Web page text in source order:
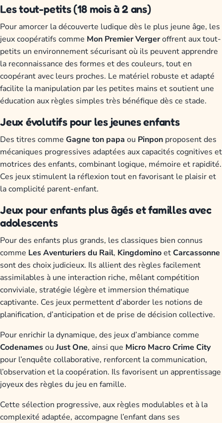
Les tout-petits (18 mois à 2 ans)
Pour amorcer la découverte ludique dès le plus jeune âge, les
jeux coopératifs comme Mon Premier Vergeroffrent aux tout-
petits un environnement sécurisant où ils peuvent apprendre
la reconnaissance des formes et des couleurs, tout en
coopérant avec leurs proches. Le matériel robuste et adapté
facilite la manipulation par les petites mains et soutient une
éducation aux règles simples très bénéfique dès ce stade.
Jeux évolutifs pour les jeunes enfants
Des titres comme Gagne ton papa ou Pinpon proposent des
mécaniques progressives adaptées aux capacités cognitives et
motrices des enfants, combinant logique, mémoire et rapidité.
Ces jeux stimulent la réflexion tout en favorisant le plaisir et
la complicité parent-enfant.
Jeux pour enfants plus âgés et familles avec
adolescents
Pour des enfants plus grands, les classiques bien connus
comme Les Aventuriers du Rail, KingdominoetCarcassonne
sont des choix judicieux. Ils allient des règles facilement
assimilables à une interaction riche, mêlant compétition
conviviale, stratégie légère et immersion thématique
captivante. Ces jeux permettent d’aborder les notions de
planification, d’anticipation et de prise de décision collective.
Pour enrichir la dynamique, des jeux d’ambiance comme
Codenamesou Just One, ainsi que Micro Macro Crime City
pour l’enquête collaborative, renforcent la communication,
l’observation et la coopération. Ils favorisent un apprentissage
joyeux des règles du jeu en famille.
Cette sélection progressive, aux règles modulables et à la
complexité adaptée, accompagne l’enfant dans ses